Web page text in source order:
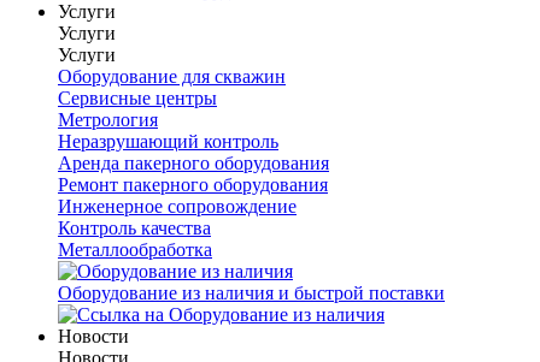
Услуги
Услуги
Услуги
Оборудование для скважин
Сервисные центры
Метрология
Неразрушающий контроль
Аренда пакерного оборудования
Ремонт пакерного оборудования
Инженерное сопровождение
Контроль качества
Металлообработка
Оборудование из наличия и быстрой поставки
Новости
Новости